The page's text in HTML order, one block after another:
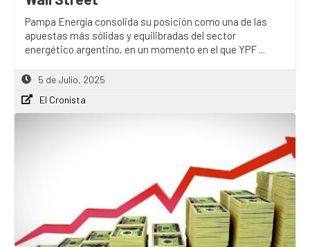
Pampa Energía consolida su posición como una de las
apuestas más sólidas y equilibradas del sector
energético argentino, en un momento en el que YPF ...
5 de Julio, 2025
El Cronista